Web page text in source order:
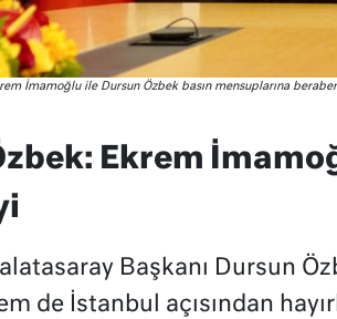
İmamoğlu ile Dursun Özbek basın mensuplarına
Ekrem
Başkanı Dursun
de İstanbul açısından